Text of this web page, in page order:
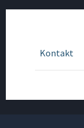
Kontakt